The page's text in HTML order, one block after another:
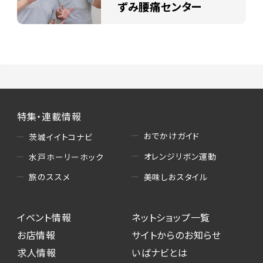
ずみ腰痛センター
特集・連載情報
茨城イイトコナビ
水戸ホーリーホック
旅のススメ
おでかけガイド
オレンジリボン運動
美味しおスタイル
イベント情報
お店情報
求人情報
ネットショップ一覧
サイトからのお知らせ
いばナビとは